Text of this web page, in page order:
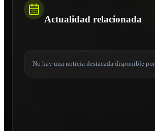
Actualidad relacionada
No hay una noticia destacada disponible por